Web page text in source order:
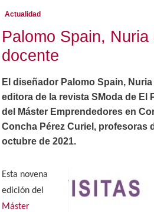
Actualidad
Palomo Spain,
docente
El diseñador Palomo Spain,
editora de la revista SModa de
del Máster Emprendedores en
Concha Pérez Curiel, profesoras
octubre de 2021.
Esta novena
edición del
Máster